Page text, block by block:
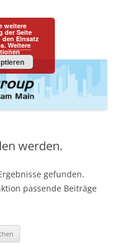
Zum
Inhalt
springen
werden.
gefunden.
passende Beiträge
weitere
der Seite
den Einsatz
Weitere